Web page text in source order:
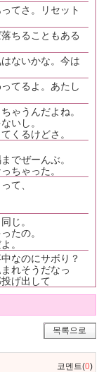
てさ。リセット
ちることもある
ないかな。今は
てるよ。あたし
ゃうんだよね。
いし。
くるけどさ。
でぜーんぶ。
ちゃった。
て、
じ。
たの。
。
なのにサボり？
れそうだなっ
げ出して
목록으로
코멘트(0)